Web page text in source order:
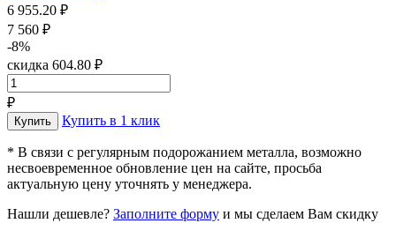
6 955.20 ₽
7 560 ₽
-8%
скидка 604.80 ₽
₽
Купить в 1 клик
* В связи с регулярным подорожанием металла, возможно
несвоевременное обновление цен на сайте, просьба
актуальную цену уточнять у менеджера.
Нашли дешевле? Заполните форму и мы сделаем Вам скидку